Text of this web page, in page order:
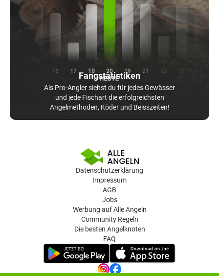
Fangstatistiken
Als Pro-Angler siehst du für jedes Gewässer
und jede Fischart die erfolgreichsten
Angelmethoden, Köder und Beisszeiten!
Datenschutzerklärung
Impressum
AGB
Jobs
Werbung auf Alle Angeln
Community Regeln
Die besten Angelknoten
FAQ